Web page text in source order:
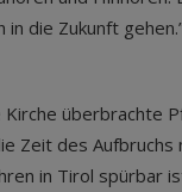
die Zukunft
überbrachte
Zeit des
in Tirol spürbar